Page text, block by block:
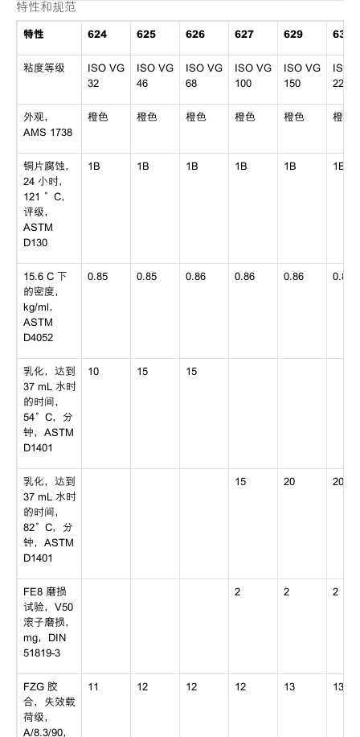
特性和规范
特性 624 625 626 627 629 630
粘度等级
ISO VG
32
ISO VG
46
ISO VG
68
ISO VG
100
ISO VG
150
ISO
220
外观，
AMS 1738
橙色 橙色 橙色 橙色 橙色 橙色
铜片腐蚀，
24 小时，
121 °C，
评级，
ASTM
D130
1B 1B 1B 1B 1B 1B
15.6 C 下
的密度，
kg/ml，
ASTM
D4052
0.85 0.85 0.86 0.86 0.86 0.87
乳化，达到
37 mL 水时
的时间，
54°C，分
钟，ASTM
D1401
10 15 15
乳化，达到
37 mL 水时
的时间，
82°C，分
钟，ASTM
D1401
15 20 20
FE8 磨损
试验，V50
滚子磨损，
mg，DIN
51819-3
2 2 2
FZG 胶
合，失效载
荷级，
A/8.3/90，
11 12 12 12 13 13+